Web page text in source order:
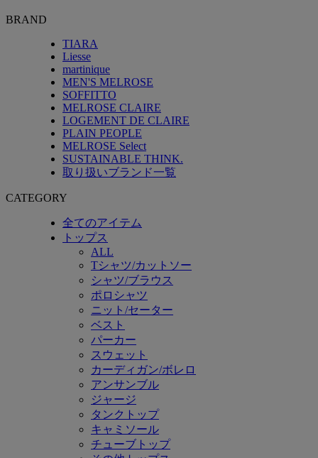
BRAND
TIARA
Liesse
martinique
MEN'S MELROSE
SOFFITTO
MELROSE CLAIRE
LOGEMENT DE CLAIRE
PLAIN PEOPLE
MELROSE Select
SUSTAINABLE THINK.
取り扱いブランド一覧
CATEGORY
全てのアイテム
トップス
ALL
Tシャツ/カットソー
シャツ/ブラウス
ポロシャツ
ニット/セーター
ベスト
パーカー
スウェット
カーディガン/ボレロ
アンサンブル
ジャージ
タンクトップ
キャミソール
チューブトップ